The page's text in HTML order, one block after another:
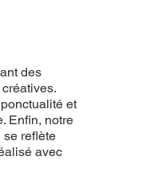
des
et
Enfin, notre
reflète
avec